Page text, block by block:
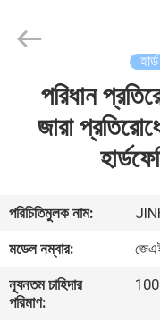
আমাদের
সম্পর্কে
কারখানা
LTD..
পরিধান
জারা
পরিচিতিমুলক নাম:
মডেল নম্বার:
ন্যূনতম চাহিদার
পরিমাণ: